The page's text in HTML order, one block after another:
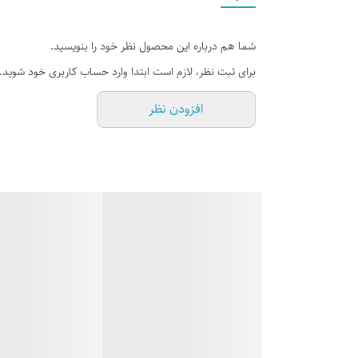
شما هم درباره این محصول نظر خود را بنویسید.
برای ثبت نظر، لازم است ابتدا وارد حساب کاربری خود شوید.
افزودن نظر